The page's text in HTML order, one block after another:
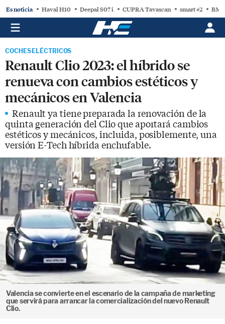
Es noticia Haval H10 Deepal S07 i CUPRA Tavascan smart #2
COCHES ELÉCTRICOS
Renault Clio 2023: el híbrido se
renueva con cambios estéticos y
mecánicos en Valencia
Renault ya tiene preparada la renovación de la
quinta generación del Clio que aportará cambios
estéticos y mecánicos, incluida, posiblemente, una
versión E-Tech híbrida enchufable.
Valencia se convierte en el escenario de la campaña de marketing
que servirá para arrancar la comercialización del nuevo Renault
Clio.